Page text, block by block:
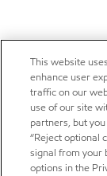
This website
enhance user
traffic on our
use of our site
partners, but
“Reject optional
signal from your
options in the